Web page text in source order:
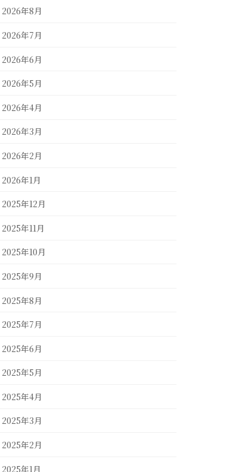
2026年8月
2026年7月
2026年6月
2026年5月
2026年4月
2026年3月
2026年2月
2026年1月
2025年12月
2025年11月
2025年10月
2025年9月
2025年8月
2025年7月
2025年6月
2025年5月
2025年4月
2025年3月
2025年2月
2025年1月